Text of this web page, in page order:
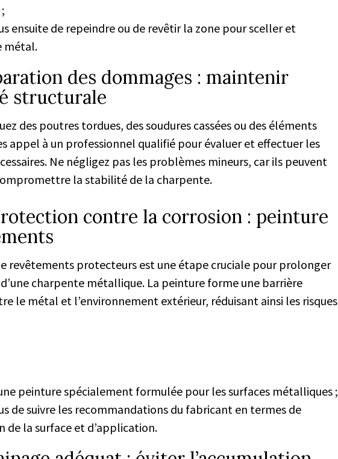
ensuite de repeindre ou de revêtir la zone pour sceller et
métal.
des dommages : maintenir
structurale
des poutres tordues, des soudures cassées ou des éléments
appel à un professionnel qualifié pour évaluer et effectuer les
Ne négligez pas les problèmes mineurs, car ils peuvent
la stabilité de la charpente.
contre la corrosion : peinture
revêtements protecteurs est une étape cruciale pour prolonger
charpente métallique. La peinture forme une barrière
le métal et l’environnement extérieur, réduisant ainsi les risques
peinture spécialement formulée pour les surfaces métalliques ;
de suivre les recommandations du fabricant en termes de
de la surface et d’application.